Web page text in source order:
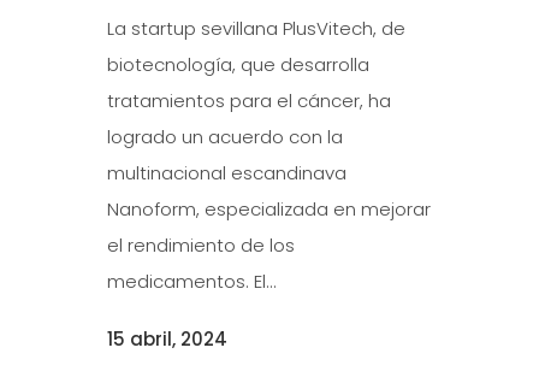
La startup sevillana PlusVitech, de
biotecnología, que desarrolla
tratamientos para el cáncer, ha
logrado un acuerdo con la
multinacional escandinava
Nanoform, especializada en mejorar
el rendimiento de los
medicamentos. El...
15 abril, 2024